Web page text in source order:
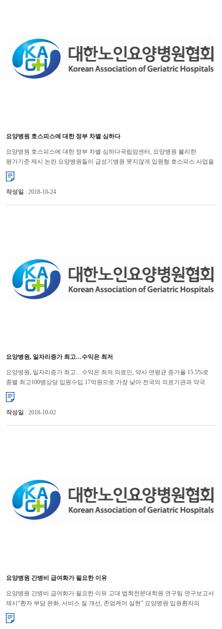
요양병원 호스피스에 대한 정부 차별 심하다
요양병원 호스피스에 대한 정부 차별 심하다국립암센터, 요양병원 불리한
평가기준 제시 논란 요양병원들이 급성기병원 못지않게 입원형 호스피스 사업을
우수하게 수행하고 있지만 차별정책이 여전하다는 지적이다. ...
작성일 : 2018-10-24
요양병원, 일자리증가 최고…수익은 최저
요양병원, 일자리증가 최고…수익은 최저 의료인, 약사 연평균 증가율 15.5%로
종별 최고100병상당 입원수입 17억원으로 가장 낮아 전국의 의료기관과 약국
중에서 요양병원이 일자리 창출에 가장 크게 기여하는 것으로 나...
작성일 : 2018-10-02
요양병원 간병비 급여화가 필요한 이유
요양병원 간병비 급여화가 필요한 이유 고대 법학전문대학원 연구팀 연구보고서
제시“환자 부담 완화, 서비스 질 개선, 존엄케어 실현” 요양병원 입원환자의
간병비 부담으로 인한 경제적 어려움을 해소하고, 간병서...